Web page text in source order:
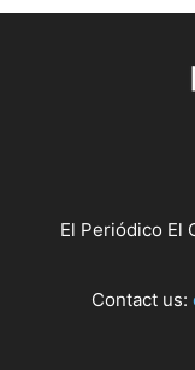
El Periódico El
Contact us: